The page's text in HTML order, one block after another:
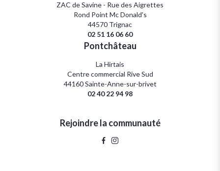
ZAC de Savine - Rue des Aigrettes
Rond Point Mc Donald's
44570 Trignac
02 51 16 06 60
Pontchâteau
La Hirtais
Centre commercial Rive Sud
44160 Sainte-Anne-sur-brivet
02 40 22 94 98
Rejoindre la communauté